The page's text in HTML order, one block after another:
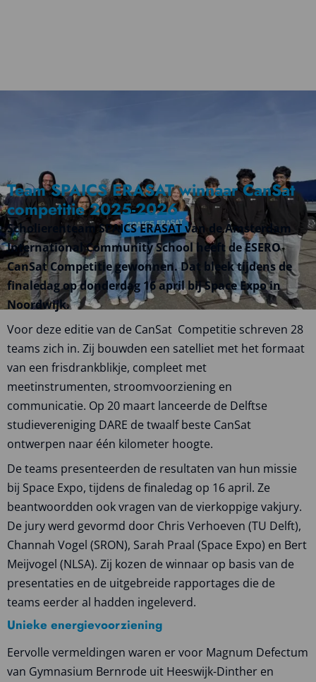
Team SPAICS ERASAT winnaar CanSat
competitie 2025-2026
Scholierenteam SPAICS ERASAT van de Amsterdam
International Community School heeft de ESERO
CanSat Competitie gewonnen. Dat bleek tijdens de
finaledag op donderdag 16 april bij Space Expo in
Noordwijk.
Voor deze editie van de CanSat Competitie schreven 28
teams zich in. Zij bouwden een satelliet met het formaat
van een frisdrankblikje, compleet met
meetinstrumenten, stroomvoorziening en
communicatie. Op 20 maart lanceerde de Delftse
studievereniging DARE de twaalf beste CanSat
ontwerpen naar één kilometer hoogte.
De teams presenteerden de resultaten van hun missie
bij Space Expo, tijdens de finaledag op 16 april. Ze
beantwoordden ook vragen van de vierkoppige vakjury.
De jury werd gevormd door Chris Verhoeven (TU Delft),
Channah Vogel (SRON), Sarah Praal (Space Expo) en Bert
Meijvogel (NLSA). Zij kozen de winnaar op basis van de
presentaties en de uitgebreide rapportages die de
teams eerder al hadden ingeleverd.
Unieke energievoorziening
Eervolle vermeldingen waren er voor Magnum Defectum
van Gymnasium Bernrode uit Heeswijk-Dinther en